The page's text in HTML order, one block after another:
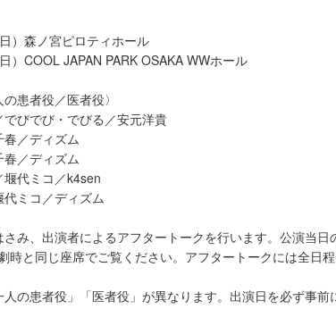
）森ノ宮ピロティホール
）COOL JAPAN PARK OSAKA WWホール
患者役／医者役〉
びでび・でびる／安元洋貴
／ディズム
／ディズム
代ミコ／k4sen
ミコ／ディズム
み、出演者によるアフタートークを行います。公演当日
時と同じ座席でご覧ください。アフタートークには全日
の患者役」「医者役」が異なります。出演日を必ず事前